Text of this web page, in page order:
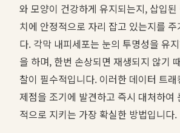
와 모양이 건강하게 유지되는지, 삽입
치에 안정적으로 자리 잡고 있는지를
다. 각막 내피세포는 눈의 투명성을 유
을 하며, 한번 손상되면 재생되지 않기
찰이 필수적입니다. 이러한 데이터 트
제점을 조기에 발견하고 즉시 대처하여
적으로 지키는 가장 확실한 방법입니다.